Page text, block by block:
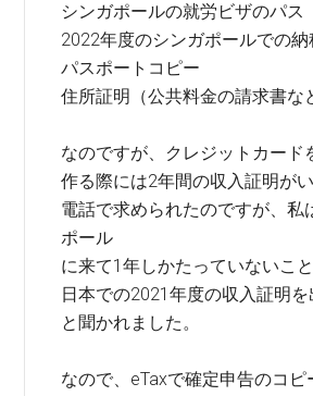
シンガポールの就労ビザのパス
2022年度のシンガポールでの
パスポートコピー
住所証明（公共料金の請求書な
なのですが、クレジットカード
作る際には2年間の収入証明がい
電話で求められたのですが、私
ポール
に来て1年しかたっていないこと
日本での2021年度の収入証明を
と聞かれました。
なので、eTaxで確定申告のコピ